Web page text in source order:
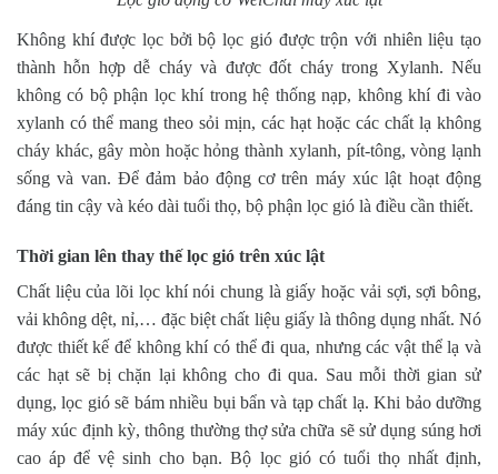
Không khí được lọc bởi bộ lọc gió được trộn với nhiên liệu tạo
thành hỗn hợp dễ cháy và được đốt cháy trong Xylanh. Nếu
không có bộ phận lọc khí trong hệ thống nạp, không khí đi vào
xylanh có thể mang theo sỏi mịn, các hạt hoặc các chất lạ không
cháy khác, gây mòn hoặc hỏng thành xylanh, pít-tông, vòng lạnh
sống và van. Để đảm bảo động cơ trên máy xúc lật hoạt động
đáng tin cậy và kéo dài tuổi thọ, bộ phận lọc gió là điều cần thiết.
Thời gian lên thay thế lọc gió trên xúc lật
Chất liệu của lõi lọc khí nói chung là giấy hoặc vải sợi, sợi bông,
vải không dệt, nỉ,… đặc biệt chất liệu giấy là thông dụng nhất. Nó
được thiết kế để không khí có thể đi qua, nhưng các vật thể lạ và
các hạt sẽ bị chặn lại không cho đi qua. Sau mỗi thời gian sử
dụng, lọc gió sẽ bám nhiều bụi bẩn và tạp chất lạ. Khi bảo dưỡng
máy xúc định kỳ, thông thường thợ sửa chữa sẽ sử dụng súng hơi
cao áp để vệ sinh cho bạn. Bộ lọc gió có tuổi thọ nhất định,